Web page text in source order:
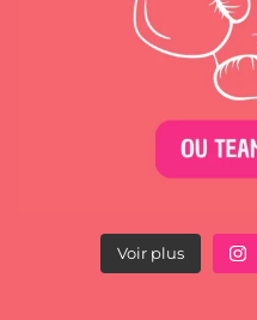
Voir plus